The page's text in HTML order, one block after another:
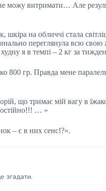
можу витримати… Але
на обличчі стала
переглянула всю
я в темпі – 2 кг за
800 гр. Правда мене
що тримає мій вагу в
… »
– є в них сенс!?».
згадати.